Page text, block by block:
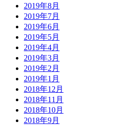
2019年8月
2019年7月
2019年6月
2019年5月
2019年4月
2019年3月
2019年2月
2019年1月
2018年12月
2018年11月
2018年10月
2018年9月